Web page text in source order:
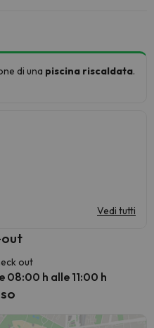
di una piscina riscaldata.
Vedi tutti
out
out
08:00 h alle 11:00 h